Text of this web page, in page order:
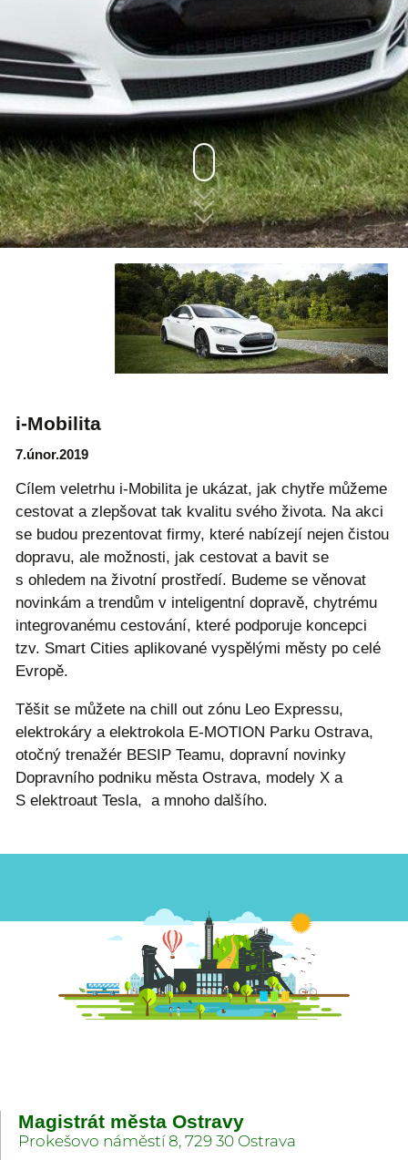
i-Mobilita
7.únor.2019
Cílem veletrhu i-Mobilita je ukázat, jak chytře můžeme
cestovat a zlepšovat tak kvalitu svého života. Na akci
se budou prezentovat firmy, které nabízejí nejen čistou
dopravu, ale možnosti, jak cestovat a bavit se
s ohledem na životní prostředí. Budeme se věnovat
novinkám a trendům v inteligentní dopravě, chytrému
integrovanému cestování, které podporuje koncepci
tzv. Smart Cities aplikované vyspělými městy po celé
Evropě.
Těšit se můžete na chill out zónu Leo Expressu,
elektrokáry a elektrokola E-MOTION Parku Ostrava,
otočný trenažér BESIP Teamu, dopravní novinky
Dopravního podniku města Ostrava, modely X a
S elektroaut Tesla, a mnoho dalšího.
Magistrát města Ostravy
Prokešovo náměstí 8, 729 30 Ostrava